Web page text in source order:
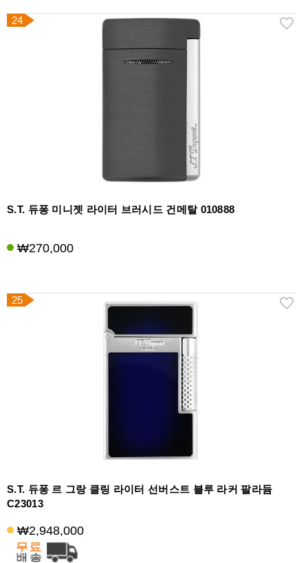
24
S.T. 듀퐁 미니젯 라이터 브러시드 건메탈 010888
₩270,000
25
S.T. 듀퐁 르 그랑 클링 라이터 선버스트 블루 라커 팔라듐
C23013
₩2,948,000